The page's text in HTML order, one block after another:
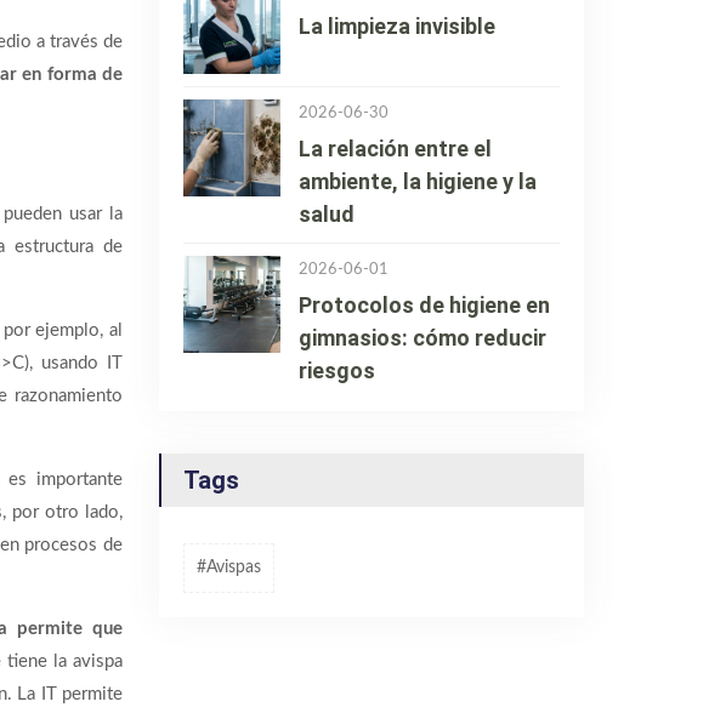
a través de
en forma de
usar la
estructura de
ejemplo, al
usando IT
razonamiento
es importante
por otro lado,
procesos de
permite que
tiene la avispa
La IT permite
La limpieza invisible
2026-06-30
La relación entre el
ambiente, la higiene y la
salud
2026-06-01
Protocolos de higiene en
gimnasios: cómo reducir
riesgos
Tags
#avispas